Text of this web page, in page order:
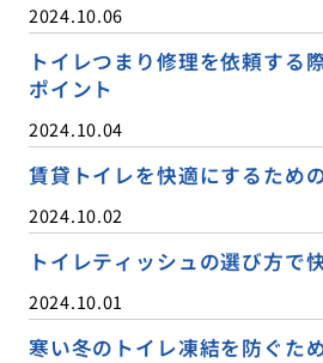
2024.10.06
トイレつまり修理を依頼する
ポイント
2024.10.04
賃貸トイレを快適にするため
2024.10.02
トイレティッシュの選び方で
2024.10.01
寒い冬のトイレ凍結を防ぐた